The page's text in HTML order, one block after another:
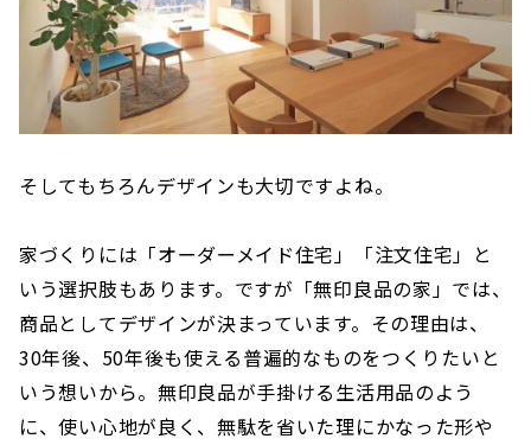
そしてもちろんデザインも大切ですよね。
家づくりには「オーダーメイド住宅」「注文住宅」と
いう選択肢もあります。ですが「無印良品の家」では、
商品としてデザインが決まっています。その理由は、
30年後、50年後も使える普遍的なものをつくりたいと
いう想いから。無印良品が手掛ける生活用品のよう
に、使い心地が良く、無駄を省いた理にかなった形や